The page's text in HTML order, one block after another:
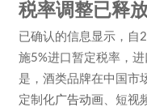
税率调整已释
已确认的信息显示，自
施5%进口暂定税率，
是，酒类品牌在中国市
定制化广告动画、短视